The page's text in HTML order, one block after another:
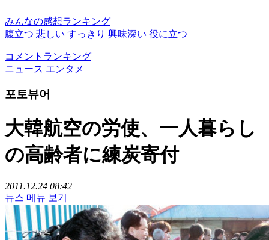
みんなの感想ランキング
腹立つ 悲しい すっきり 興味深い 役に立つ
コメントランキング
ニュース エンタメ
포토뷰어
大韓航空の労使、一人暮らし
の高齢者に練炭寄付
2011.12.24 08:42
뉴스 메뉴 보기